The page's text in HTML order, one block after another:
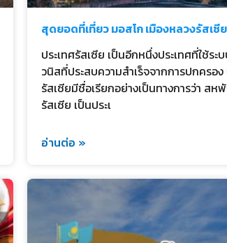
สุดยอดที่เที่ยว มอสโก เมืองหลวงรัสเซี
ประเทศรัสเซีย เป็นอีกหนึ่งประเทศที่ใช้ระ
วนิสที่ประสบความสำเร็จจากการปกครอง
รัสเซียมีชื่อเรียกอย่างเป็นทางการว่า สห
รัสเซีย เป็นประเ
อ่านต่อ »